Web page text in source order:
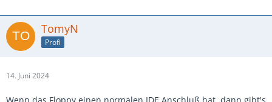
TomyN
Profi
14. Juni 2024
Wenn das Floppy einen normalen IDE Anschluß hat, dann gibt's